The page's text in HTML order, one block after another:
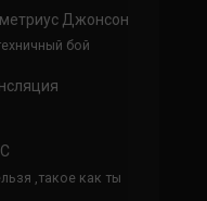
Джонсон
бой
,такое как ты